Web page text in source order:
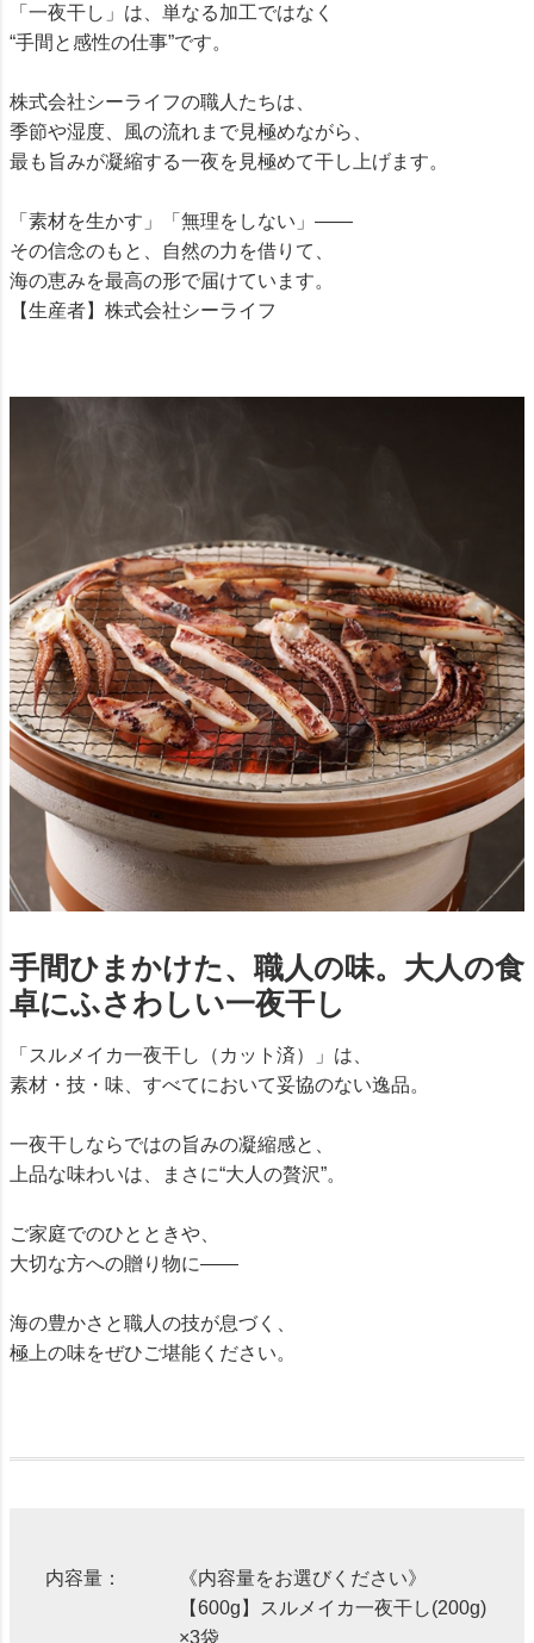
「一夜干し」は、単なる加工ではなく
“手間と感性の仕事”です。
株式会社シーライフの職人たちは、
季節や湿度、風の流れまで見極めながら、
最も旨みが凝縮する一夜を見極めて干し上げます。
「素材を生かす」「無理をしない」――
その信念のもと、自然の力を借りて、
海の恵みを最高の形で届けています。
【生産者】株式会社シーライフ
手間ひまかけた、職人の味。大人の食
卓にふさわしい一夜干し
「スルメイカ一夜干し（カット済）」は、
素材・技・味、すべてにおいて妥協のない逸品。
一夜干しならではの旨みの凝縮感と、
上品な味わいは、まさに“大人の贅沢”。
ご家庭でのひとときや、
大切な方への贈り物に――
海の豊かさと職人の技が息づく、
極上の味をぜひご堪能ください。
内容量：
《内容量をお選びください》
【600g】スルメイカ一夜干し(200g)
×3袋